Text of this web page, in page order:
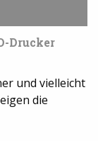
Drucker
und vielleicht
die